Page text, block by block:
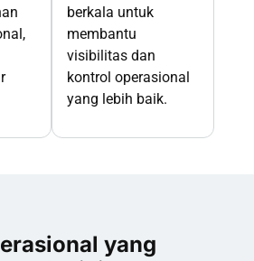
berkala untuk
membantu
visibilitas dan
kontrol operasional
yang lebih baik.
yang